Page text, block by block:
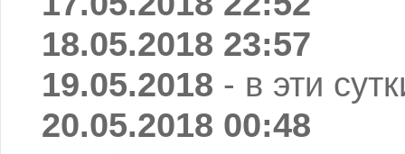
18.05.2018 23:57
19.05.2018 - в эти
20.05.2018 00:48